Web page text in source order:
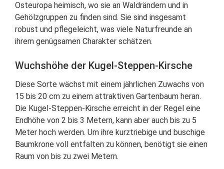
Osteuropa heimisch, wo sie an Waldrändern und in
Gehölzgruppen zu finden sind. Sie sind insgesamt
robust und pflegeleicht, was viele Naturfreunde an
ihrem genügsamen Charakter schätzen.
Wuchshöhe der Kugel-Steppen-Kirsche
Diese Sorte wächst mit einem jährlichen Zuwachs von
15 bis 20 cm zu einem attraktiven Gartenbaum heran.
Die Kugel-Steppen-Kirsche erreicht in der Regel eine
Endhöhe von 2 bis 3 Metern, kann aber auch bis zu 5
Meter hoch werden. Um ihre kurztriebige und buschige
Baumkrone voll entfalten zu können, benötigt sie einen
Raum von bis zu zwei Metern.